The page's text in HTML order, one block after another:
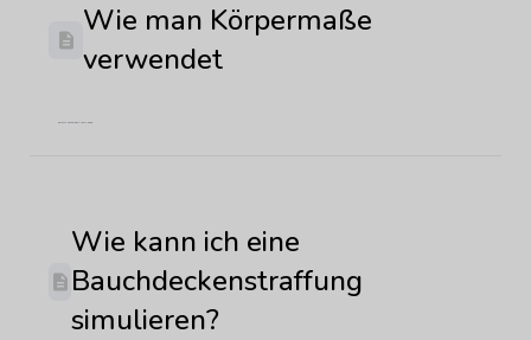
Wie man Körpermaße
verwendet
Zuletzt aktualisiert: Juni 4, 2026
Wie kann ich eine
Bauchdeckenstraffung
simulieren?